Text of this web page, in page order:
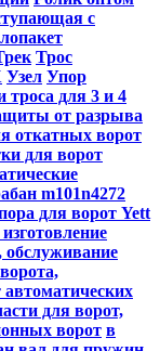
c
Трос
Узел Упор
троса для 3 и 4
от разрыва
откатных ворот
для ворот
m101n4272
для ворот Yett
обслуживание
для ворот,
ворот в